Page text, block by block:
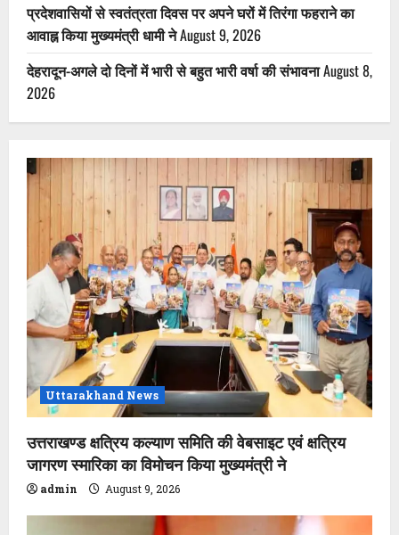
प्रदेशवासियों से स्वतंत्रता दिवस पर अपने घरों में तिरंगा फहराने का
आवाह्न किया मुख्यमंत्री धामी नेAugust 9, 2026
देहरादून-अगले दो दिनों में भारी से बहुत भारी वर्षा की संभावनाAugust 8,
2026
Uttarakhand News
उत्तराखण्ड क्षत्रिय कल्याण समिति की वेबसाइट एवं क्षत्रिय
जागरण स्मारिका का विमोचन किया मुख्यमंत्री ने
admin August 9, 2026